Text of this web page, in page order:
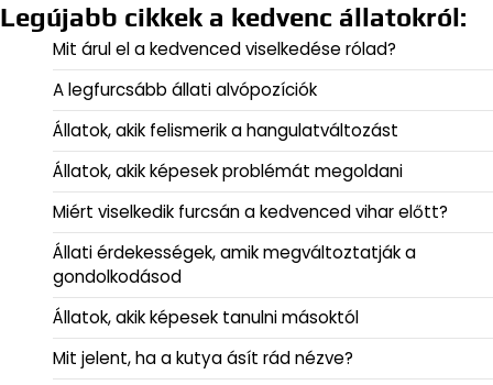
Legújabb cikkek a kedvenc állatokról:
Mit árul el a kedvenced viselkedése rólad?
A legfurcsább állati alvópozíciók
Állatok, akik felismerik a hangulatváltozást
Állatok, akik képesek problémát megoldani
Miért viselkedik furcsán a kedvenced vihar előtt?
Állati érdekességek, amik megváltoztatják a
gondolkodásod
Állatok, akik képesek tanulni másoktól
Mit jelent, ha a kutya ásít rád nézve?